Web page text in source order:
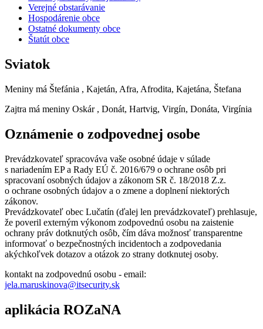
Verejné obstarávanie
Hospodárenie obce
Ostatné dokumenty obce
Štatút obce
Sviatok
Meniny má Štefánia , Kajetán, Afra, Afrodita, Kajetána, Štefana
Zajtra má meniny Oskár , Donát, Hartvig, Virgín, Donáta, Virgínia
Oznámenie o zodpovednej osobe
Prevádzkovateľ spracováva vaše osobné údaje v súlade
s nariadením EP a Rady EÚ č. 2016/679 o ochrane osôb pri
spracovaní osobných údajov a zákonom SR č. 18/2018 Z.z.
o ochrane osobných údajov a o zmene a doplnení niektorých
zákonov.
Prevádzkovateľ obec Lučatín (ďalej len prevádzkovateľ) prehlasuje,
že poveril externým výkonom zodpovednú osobu na zaistenie
ochrany práv dotknutých osôb, čím dáva možnosť transparentne
informovať o bezpečnostných incidentoch a zodpovedania
akýchkoľvek dotazov a otázok zo strany dotknutej osoby.
kontakt na zodpovednú osobu - email:
jela.maruskinova@itsecurity.sk
aplikácia ROZaNA